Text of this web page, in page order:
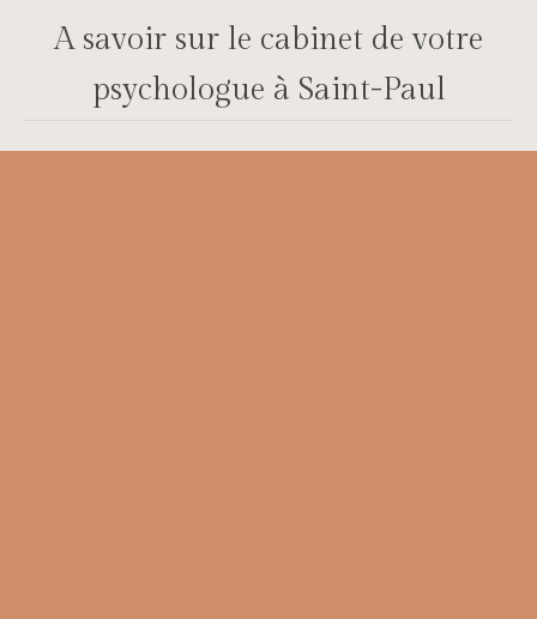
A savoir sur le cabinet de votre
psychologue à Saint-Paul